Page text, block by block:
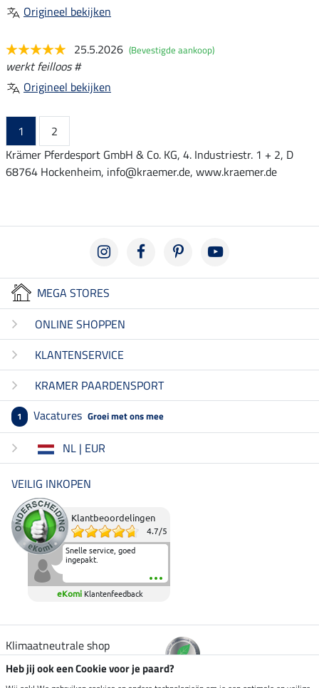
Origineel bekijken
25.5.2026 (Bevestigde aankoop)
werkt feilloos #
Origineel bekijken
1
2
Krämer Pferdesport GmbH & Co. KG, 4. Industriestr. 1 + 2, D
68764 Hockenheim, info@kraemer.de, www.kraemer.de
MEGA STORES
ONLINE SHOPPEN
KLANTENSERVICE
KRAMER PAARDENSPORT
1 Vacatures Groei met ons mee
NL | EUR
VEILIG INKOPEN
Klantbeoordelingen
4.7/5
Snelle service, goed
ingepakt.
eKomi Klantenfeedback
Klimaatneutrale shop
Heb jij ook een Cookie voor je paard?